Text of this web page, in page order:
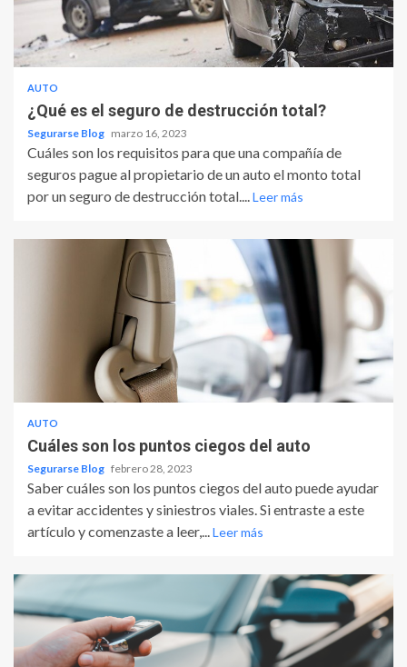
AUTO
¿Qué es el seguro de destrucción total?
Segurarse Blog marzo 16, 2023
Cuáles son los requisitos para que una compañía de
seguros pague al propietario de un auto el monto total
por un seguro de destrucción total....Leer más
AUTO
Cuáles son los puntos ciegos del auto
Segurarse Blog febrero 28, 2023
Saber cuáles son los puntos ciegos del auto puede ayudar
a evitar accidentes y siniestros viales. Si entraste a este
artículo y comenzaste a leer,...Leer más